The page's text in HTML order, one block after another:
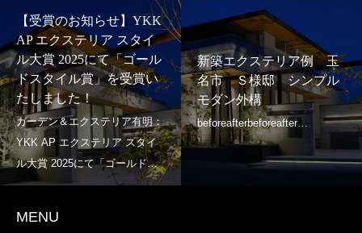
【受賞のお知らせ】YKK
AP エクステリア スタイ
ル大賞 2025にて「ゴール
ドスタイル賞」を受賞い
たしました！
新築エクステリア例 玉
名市 Ｓ様邸 シンプル
モダン外構
MENU